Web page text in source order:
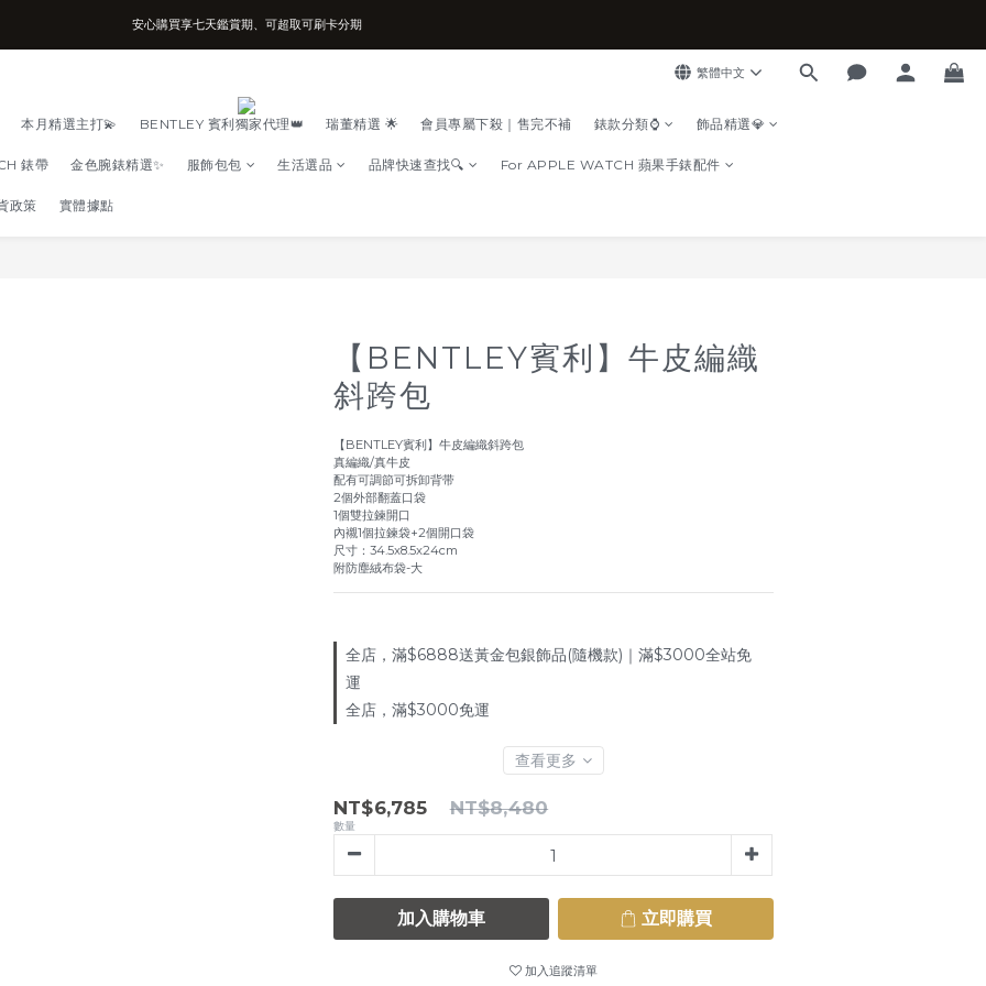
台南實體店面、兩年機芯保固、開立發票
台南實體店面、兩年機芯保固、開立發票
繁體中文
本月精選主打💫 BENTLEY 賓利獨家代理👑 瑞董精選 🌟 會員專屬下殺｜售完不補 錶款分類⌚ 飾品精選💎
錶帶 金色腕錶精選✨ 服飾包包 生活選品 品牌快速查找🔍 For APPLE WATCH 蘋果手錶配件
政策 實體據點
【BENTLEY賓利】牛皮編織
斜跨包
【BENTLEY賓利】牛皮編織斜跨包
真編織/真牛皮
配有可調節可拆卸背带
2個外部翻蓋口袋
1個雙拉鍊開口
內襯1個拉鍊袋+2個開口袋
尺寸：34.5x8.5x24cm
附防塵絨布袋-大
全店，滿$6888送黃金包銀飾品(隨機款)｜滿$3000全站免
運
全店，滿$3000免運
查看更多
NT$6,785 NT$8,480
數量
加入購物車 立即購買
加入追蹤清單